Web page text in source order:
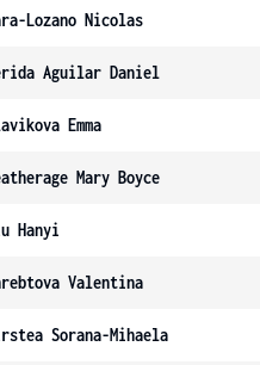
Lozano Nicolas
Aguilar Daniel
Emma
Mary Boyce
Hanyi
Valentina
Sorana-Mihaela